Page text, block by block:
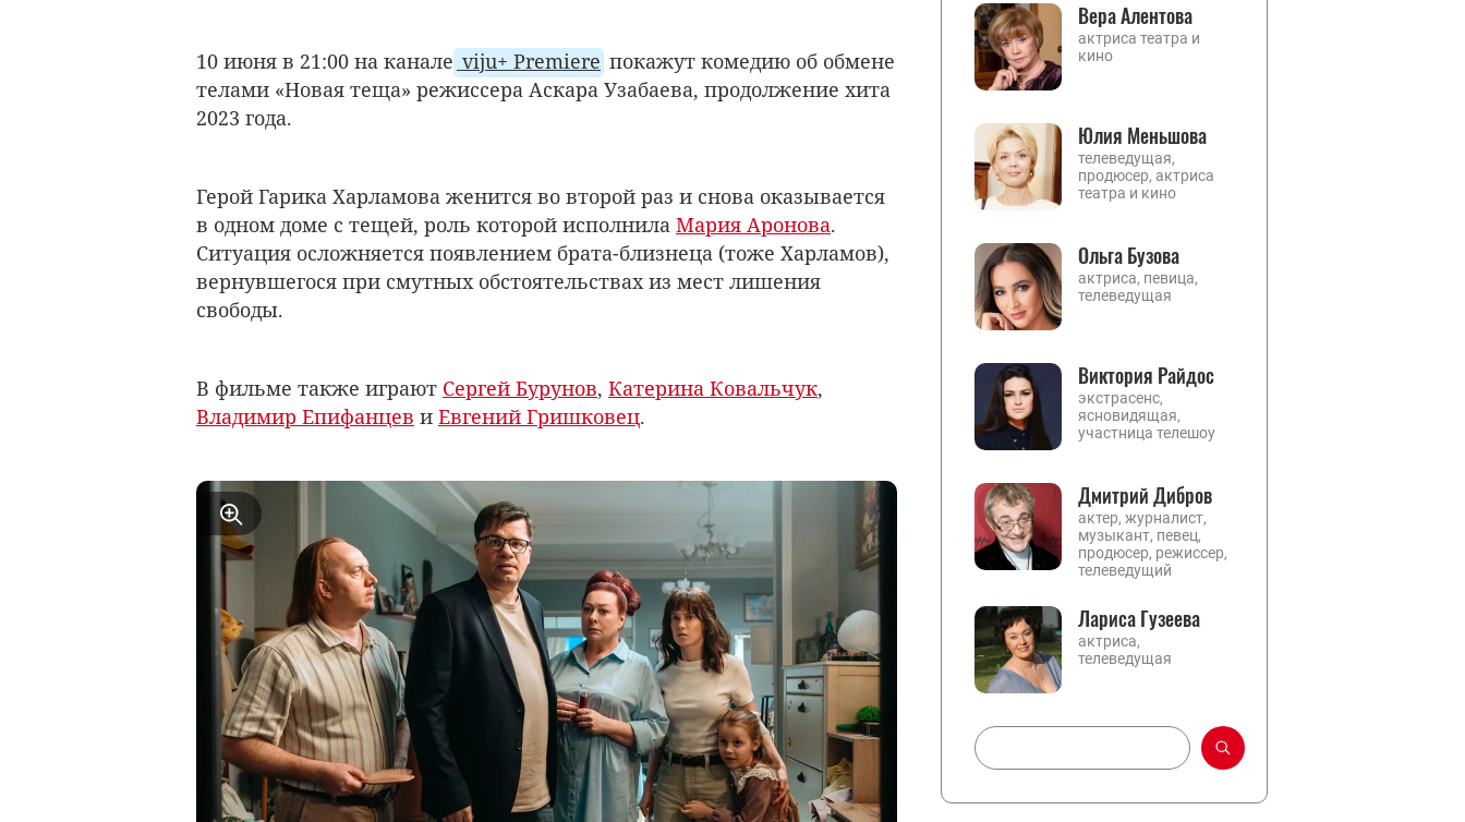
10 июня в 21:00 на канале viju+ Premiere покажут комедию об обмене
телами «Новая теща» режиссера Аскара Узабаева, продолжение хита
2023 года.
Герой Гарика Харламова женится во второй раз и снова оказывается
в одном доме с тещей, роль которой исполнила Мария Аронова.
Ситуация осложняется появлением брата-близнеца (тоже Харламов),
вернувшегося при смутных обстоятельствах из мест лишения
свободы.
В фильме также играют Сергей Бурунов, Катерина Ковальчук,
Владимир Епифанцев и Евгений Гришковец.
Вера Алентова
актриса театра и
кино
Юлия Меньшова
телеведущая,
продюсер, актриса
театра и кино
Ольга Бузова
актриса, певица,
телеведущая
Виктория Райдос
экстрасенс,
ясновидящая,
участница телешоу
Дмитрий Дибров
актер, журналист,
музыкант, певец,
продюсер, режиссер,
телеведущий
Лариса Гузеева
актриса,
телеведущая